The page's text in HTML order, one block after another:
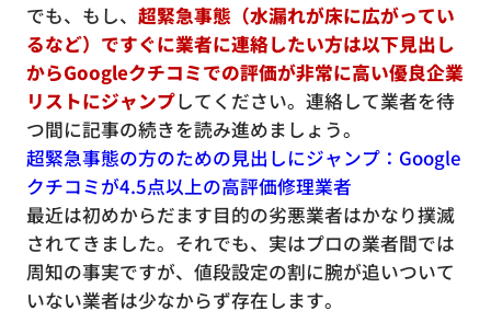
でも、もし、 超緊急事態（水漏れが床に広がってい
るなど）ですぐに業者に連絡したい方は以下見出し
からGoogleクチコミでの評価が非常に高い優良企業
リストにジャンプしてください。連絡して業者を待
つ間に記事の続きを読み進めましょう。
超緊急事態の方のための見出しにジャンプ：Google
クチコミが4.5点以上の高評価修理業者
最近は初めからだます目的の劣悪業者はかなり撲滅
されてきました。それでも、実はプロの業者間では
周知の事実ですが、値段設定の割に腕が追いついて
いない業者は少なからず存在します。